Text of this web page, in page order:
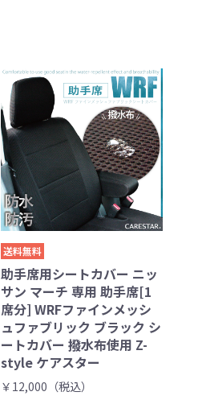
送料無料
助手席用シートカバー ニッ
サン マーチ 専用 助手席[1
席分] WRFファインメッシ
ュファブリック ブラック シ
ートカバー 撥水布使用 Z-
style ケアスター
￥12,000（税込）